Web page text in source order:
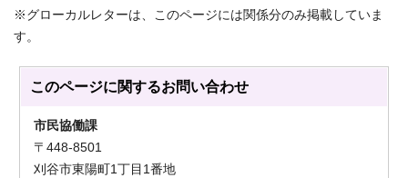
※グローカルレターは、このページには関係分のみ掲載していま
す。
このページに関するお問い合わせ
市民協働課
〒448-8501
刈谷市東陽町1丁目1番地